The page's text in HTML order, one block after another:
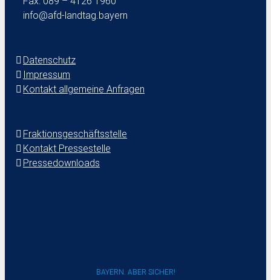
info@afd-landtag.bayern
Datenschutz
Impressum
Kontakt allgemeine Anfragen
Fraktionsgeschäftsstelle
Kontakt Pressestelle
Pressedownloads
BAYERN. ABER SICHER!